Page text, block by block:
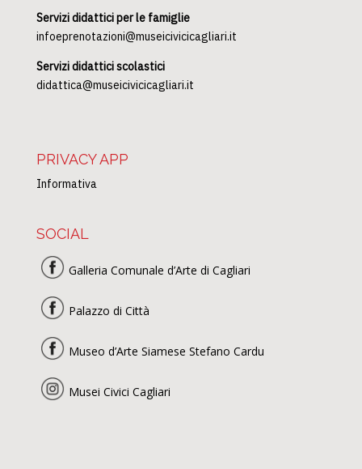
Servizi didattici per le famiglie
infoeprenotazioni@museicivicicagliari.it
Servizi didattici scolastici
didattica@museicivicicagliari.it
PRIVACY APP
Informativa
SOCIAL
Galleria Comunale d’Arte di Cagliari
Palazzo di Città
Museo d’Arte Siamese Stefano Cardu
Musei Civici Cagliari